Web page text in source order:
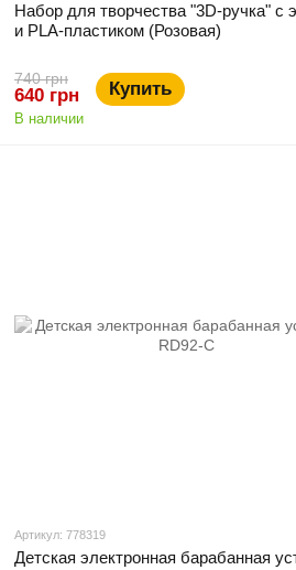
Набор для творчества "3D-ручка" с
и PLA-пластиком (Розовая)
740 грн
640 грн Купить
В наличии
Артикул: 778319
Детская электронная барабанная